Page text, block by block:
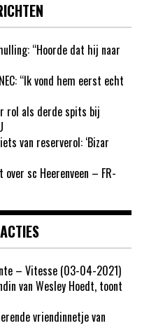
“Hoorde dat hij naar
“Ik vond hem eerst echt
rol als derde spits bij
van reserverol: ‘Bizar
over sc Heerenveen – FR-
– Vitesse (03-04-2021)
van Wesley Hoedt, toont
vriendinnetje van